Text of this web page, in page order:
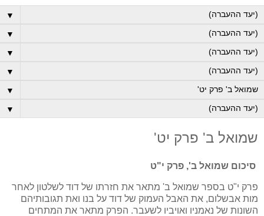
▼
▼
▼
▼
▼
▼
שמואל ב' פרק יט'
סיכום שמואל ב', פרק י"ט
פרק י"ט בספר שמואל ב' מתאר את חזרתו של דוד לשלטון לאחר
מות אבשלום, את האבל העמוק של דוד על בנו ואת תגובותיהם
השונות של נאמניו ואויביו לשעבר. הפרק מתאר את המתחים